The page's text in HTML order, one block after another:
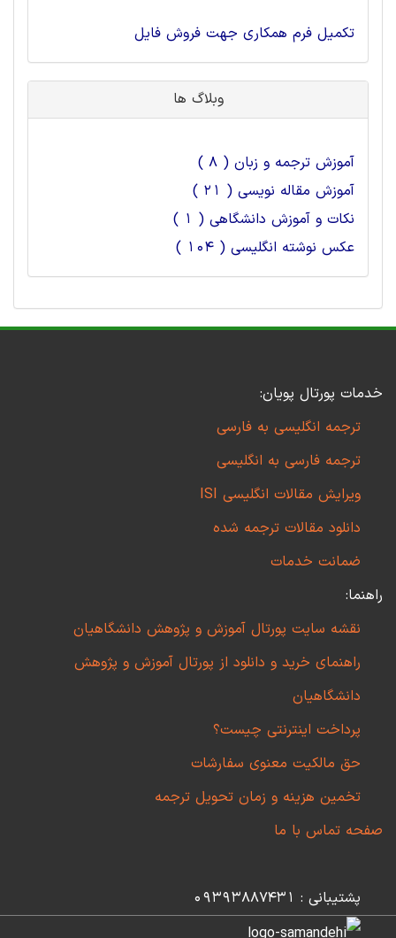
تکمیل فرم همکاری جهت فروش فایل
وبلاگ ها
آموزش ترجمه و زبان ( 8 )
آموزش مقاله نویسی ( 21 )
نکات و آموزش دانشگاهی ( 1 )
عکس نوشته انگلیسی ( 104 )
خدمات پورتال پویان:
ترجمه انگلیسی به فارسی
ترجمه فارسی به انگلیسی
ویرایش مقالات انگلیسی ISI
دانلود مقالات ترجمه شده
ضمانت خدمات
راهنما:
نقشه سایت پورتال آموزش و پژوهش دانشگاهیان
راهنمای خرید و دانلود از پورتال آموزش و پژوهش
دانشگاهیان
پرداخت اینترنتی چیست؟
حق مالکیت معنوی سفارشات
تخمین هزینه و زمان تحویل ترجمه
صفحه تماس با ما
پشتیبانی : 09393887431